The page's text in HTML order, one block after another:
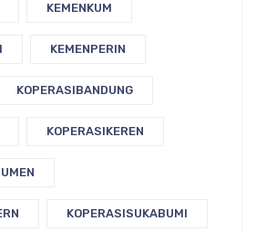
KEMENKUM
KEMENPERIN
KOPERASIBANDUNG
KOPERASIKEREN
KOPERASISUKABUMI